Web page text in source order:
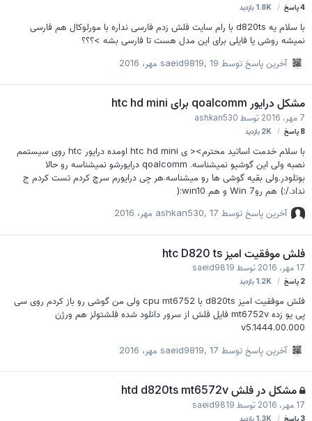
4پاسخ 1.8K بازدید
با سلام یه d820ts با رام سایت فلش زدم فارسی نداره با مورلوکال هم فارسی
نمیشه روشی یا فایلی برای این مدل هست تا فارسی بشه >؟؟؟
آخرین پاسخ توسط saeid9819 ,19 مهر، 2016
مشکل درایور qoalcomm برای htc hd mini
7 مهر، 2016 توسط ashkan530
8پاسخ 2Kبازدید
با سلام خدمت اساتید محترم>< ی htc hd mini اومده درایور htc روی سیستمم
نصبه ولی این گوشیو نمیشناسه. qoalcomm درایورشو نمیشناسه رو حالا
بوتلودر.ولی بقیه گوشی ها رو میشناسه.هر چی درایورم سرچ کردم تست کردم ج
نداد./:) هم روWin 7 و هم win10:(
آخرین پاسخ توسط ashkan530 ,17 مهر، 2016
فلش موفقیت امیز htc D820 ts
17 مهر، 2016 توسطsaeid9819
2پاسخ 1.2Kبازدید
فلش موفقیت امیز d820ts با cpu mt6752 ولی من گوشی رو باز کردم روی سی
پی یو زده mt6752v فایل فلش از سرور دانلود شده فلشتولز هم ورژن
v5.1444.00.000
آخرین پاسخ توسط saeid9819 ,17 مهر، 2016
مشکل در فلش htd d820ts mt6572v
17 مهر، 2016 توسطsaeid9819
3پاسخ 1.3K بازدید